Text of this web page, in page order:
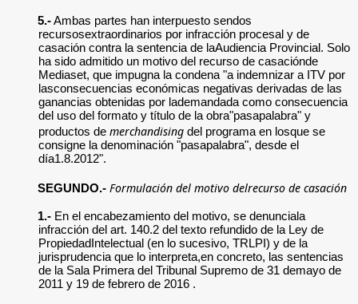
5.-Ambas partes han interpuesto sendos
recursosextraordinarios por infracción procesal y de
casación contra la sentencia de laAudiencia Provincial. Solo
ha sido admitido un motivo del recurso de casaciónde
Mediaset, que impugna la condena "a indemnizar a ITV por
lasconsecuencias económicas negativas derivadas de las
ganancias obtenidas por lademandada como consecuencia
del uso del formato y título de la obra"pasapalabra" y
productos de merchandising del programa en losque se
consigne la denominación "pasapalabra", desde el
día1.8.2012".
SEGUNDO.- Formulación del motivo delrecurso de casación
1.- En el encabezamiento del motivo, se denunciala
infracción del art. 140.2 del texto refundido de la Ley de
PropiedadIntelectual (en lo sucesivo, TRLPI) y de la
jurisprudencia que lo interpreta,en concreto, las sentencias
de la Sala Primera del Tribunal Supremo de 31 demayo de
2011 y 19 de febrero de 2016 .